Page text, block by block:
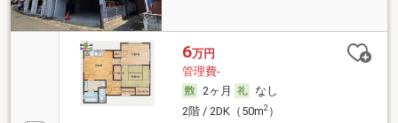
6万円
管理費-
2ヶ月
なし
2階 / 2DK（50m2）